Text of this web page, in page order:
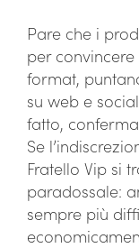
Pare che i
per
format,
su web e
fatto,
Se
Fratello Vip si
paradossale:
sempre più